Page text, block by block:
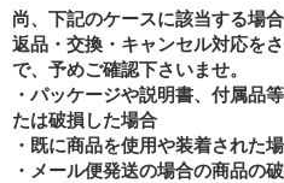
尚、下記のケースに該当する場
返品・交換・キャンセル対応を
で、予めご確認下さいませ。
・パッケージや説明書、付属品
たは破損した場合
・既に商品を使用や装着された
・メール便発送の場合の商品の